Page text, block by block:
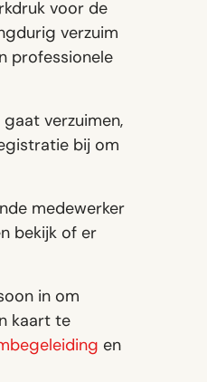
voor de
verzuim
professionele
verzuimen,
bij om
medewerker
bekijk of er
in om
kaart te
en